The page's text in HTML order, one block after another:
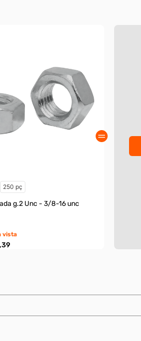
250 pç
g.2 Unc - 3/8-16 unc
vista